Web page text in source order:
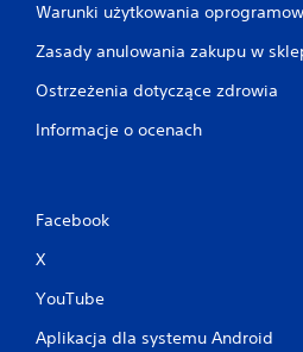
Warunki użytkowania
Zasady anulowania zakupu w
Ostrzeżenia dotyczące zdrowia
Informacje o ocenach
Facebook
X
YouTube
Aplikacja dla systemu Android